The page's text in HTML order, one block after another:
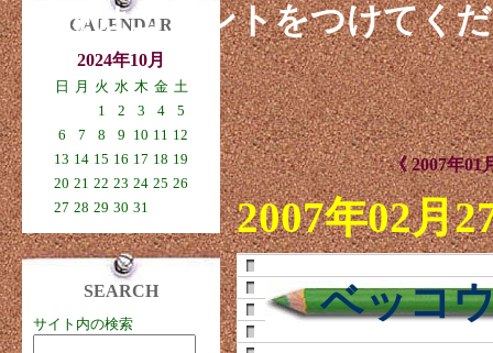
感想はコメントをつけてく
《 2007年01
2007年02月
ベッコ
CALENDAR
2024年10月
日 月 火 水 木 金 土
1
2 3 4
5
6
7 8 9 10 11 12
13 14 15 16 17 18 19
20 21 22 23 24 25 26
27 28 29 30 31
SEARCH
サイト内の検索